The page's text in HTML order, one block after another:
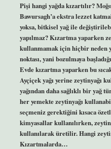
Pişi hangi yağda kızartılır?
Bawursagh’a ekstra lezzet
yoksa, bitkisel yağ ile
yapılmaz? Kızartma yaparken
kullanmamak için hiçbir neden
noktası, yani bozulmaya
Evde kızartma yaparken bu
Ayçiçek yağı yerine zeytinyağı
yağından daha sağlıklı bir yağ
her yemekte zeytinyağı
seçmeniz gerektiğini kısaca
kimyasallar kullanılırken,
kullanılarak üretilir. Hangi
Kızartmalarda…